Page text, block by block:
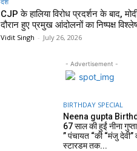
CJP के हालिया विरोध प्रदर्शन के बाद,
दौरान हुए प्रमुख आंदोलनों का निष्पक्ष
Vidit Singh - July 26, 2026
- Advertisement -
BIRTHDAY SPECIAL
Neena gupta
67 साल की हुईं नीना
” पंचायत “की “मंजु देवी”
स्टारडम तक...